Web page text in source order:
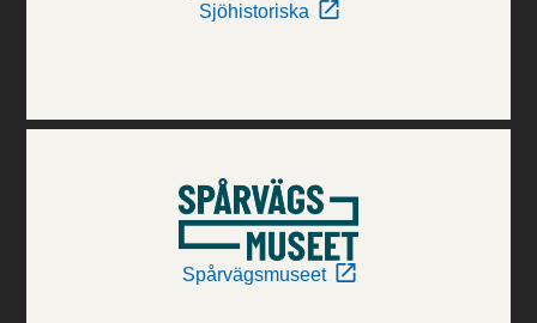
Sjöhistoriska
Spårvägsmuseet